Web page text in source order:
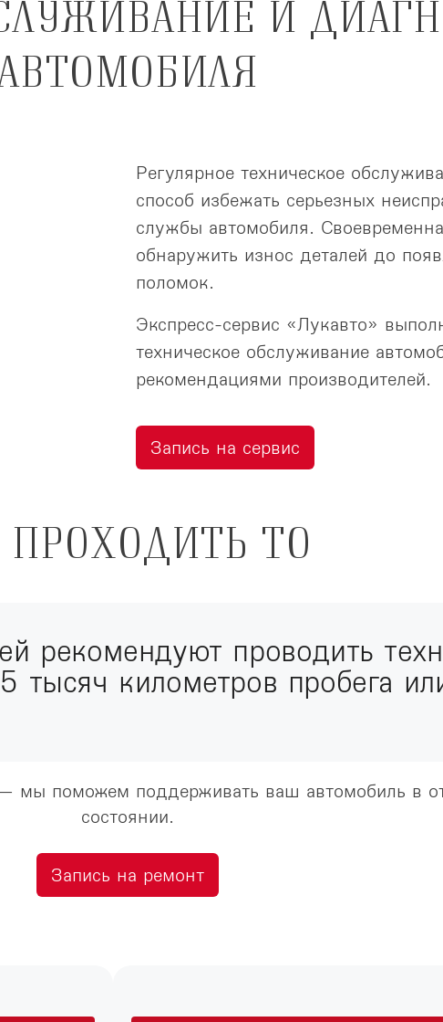
И
Регулярное техническое
способ избежать серьезных
службы автомобиля.
обнаружить износ деталей до
поломок.
Экспресс-сервис «Лукавто»
техническое обслуживание
рекомендациями производителей.
Запись на сервис
ТО
рекомендуют проводить
тысяч километров пробега
мы поможем поддерживать ваш автомобиль в
состоянии.
Запись на ремонт